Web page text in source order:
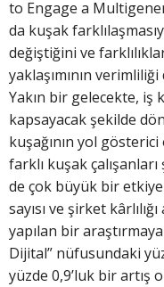
to Engage a
da kuşak
değiştiğini ve
yaklaşımının
Yakın bir gelecekte,
kapsayacak şekilde
kuşağının yol
farklı kuşak
de çok büyük bir
sayısı ve şirket
yapılan bir
Dijital” nüfusundaki
yüzde 0,9’luk bir artış